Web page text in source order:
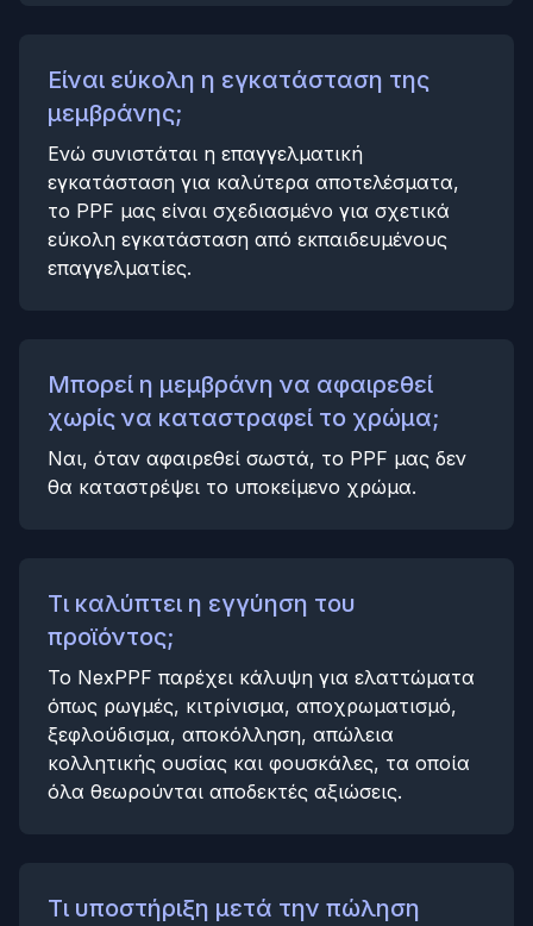
Είναι εύκολη η εγκατάσταση της
μεμβράνης;
Ενώ συνιστάται η επαγγελματική
εγκατάσταση για καλύτερα αποτελέσματα,
το PPF μας είναι σχεδιασμένο για σχετικά
εύκολη εγκατάσταση από εκπαιδευμένους
επαγγελματίες.
Μπορεί η μεμβράνη να αφαιρεθεί
χωρίς να καταστραφεί το χρώμα;
Ναι, όταν αφαιρεθεί σωστά, το PPF μας δεν
θα καταστρέψει το υποκείμενο χρώμα.
Τι καλύπτει η εγγύηση του
προϊόντος;
Το NexPPF παρέχει κάλυψη για ελαττώματα
όπως ρωγμές, κιτρίνισμα, αποχρωματισμό,
ξεφλούδισμα, αποκόλληση, απώλεια
κολλητικής ουσίας και φουσκάλες, τα οποία
όλα θεωρούνται αποδεκτές αξιώσεις.
Τι υποστήριξη μετά την πώληση